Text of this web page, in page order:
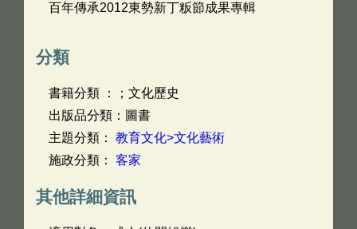
百年傳承2012東勢新丁粄節成果專輯
分類
書籍分類 ：；文化歷史
出版品分類：圖書
主題分類： 教育文化>文化藝術
施政分類： 客家
其他詳細資訊